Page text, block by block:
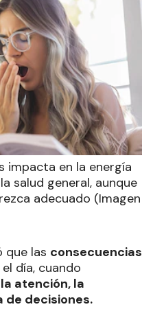
impacta en la energía
salud general, aunque
adecuado (Imagen
que las consecuencias
día, cuando
atención, la
de decisiones.